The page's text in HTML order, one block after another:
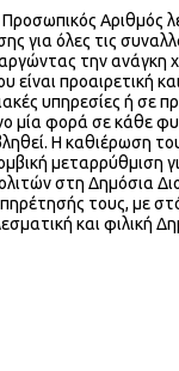
Αριθμός
για όλες τις
την ανάγκη
είναι προαιρετική
υπηρεσίες ή σε
μία φορά σε κάθε
Η καθιέρωση
μεταρρύθμιση
στη Δημόσια
τους, με
και φιλική